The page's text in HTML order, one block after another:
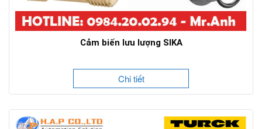
Cảm biến lưu lượng SIKA
Chi tiết